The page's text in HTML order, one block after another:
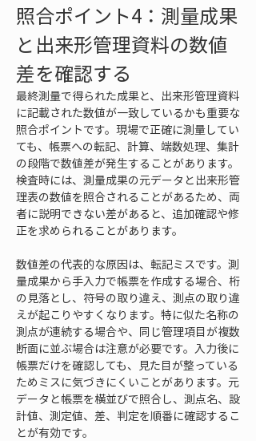
照合ポイント4：測量成果
と出来形管理資料の数値
差を確認する
最終測量で得られた成果と、出来形管理資料
に記載された数値が一致しているかも重要な
照合ポイントです。現場で正確に測量してい
ても、帳票への転記、計算、端数処理、集計
の段階で数値差が発生することがあります。
検査時には、測量成果の元データと出来形管
理表の数値を照合されることがあるため、両
者に説明できない差があると、追加確認や修
正を求められることがあります。
数値差の代表的な原因は、転記ミスです。測
量成果から手入力で帳票を作成する場合、桁
の見落とし、符号の取り違え、測点の取り違
えが起こりやすくなります。特に似た名称の
測点が連続する場合や、同じ管理項目が複数
断面に並ぶ場合は注意が必要です。入力後に
帳票だけを確認しても、見た目が整っている
ためミスに気づきにくいことがあります。元
データと帳票を横並びで照合し、測点名、設
計値、測定値、差、判定を順番に確認するこ
とが有効です。